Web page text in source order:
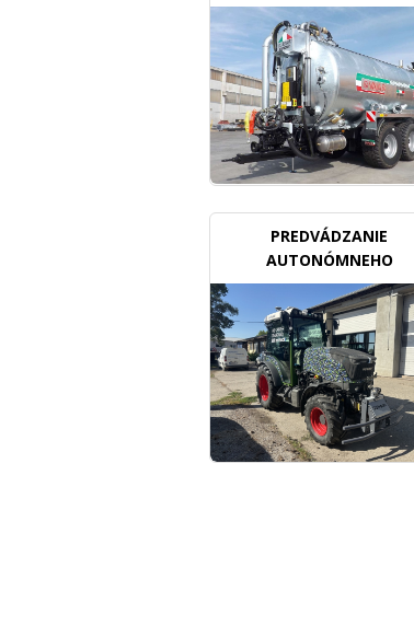
PREDVÁDZANIE
AUTONÓMNEHO
TRAKTORU V SADOCH